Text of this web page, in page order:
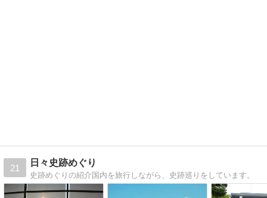
21
日々史跡めぐり
史跡めぐりの紹介国内を旅行しながら、史跡巡りをしています。